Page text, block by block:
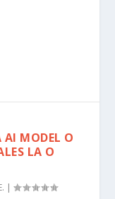
AI MODEL O
LA O
|